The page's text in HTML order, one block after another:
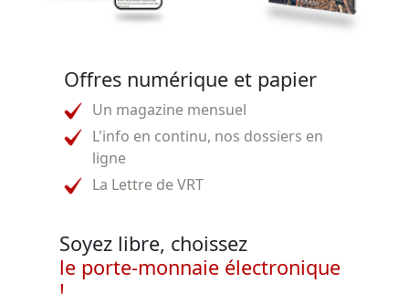
Offres numérique et papier
Un magazine mensuel
L'info en continu, nos dossiers en
ligne
La Lettre de VRT
Soyez libre, choissez
le porte-monnaie électronique